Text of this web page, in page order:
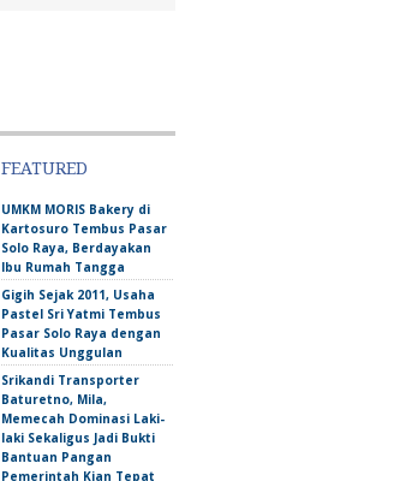
FEATURED
UMKM MORIS Bakery di
Kartosuro Tembus Pasar
Solo Raya, Berdayakan
Ibu Rumah Tangga
Gigih Sejak 2011, Usaha
Pastel Sri Yatmi Tembus
Pasar Solo Raya dengan
Kualitas Unggulan
Srikandi Transporter
Baturetno, Mila,
Memecah Dominasi Laki-
laki Sekaligus Jadi Bukti
Bantuan Pangan
Pemerintah Kian Tepat